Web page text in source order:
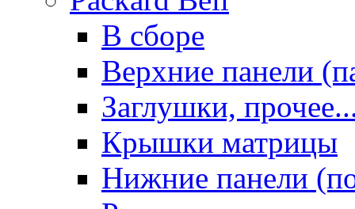
В сборе
Верхние панели
Заглушки,
Крышки матрицы
Нижние панели